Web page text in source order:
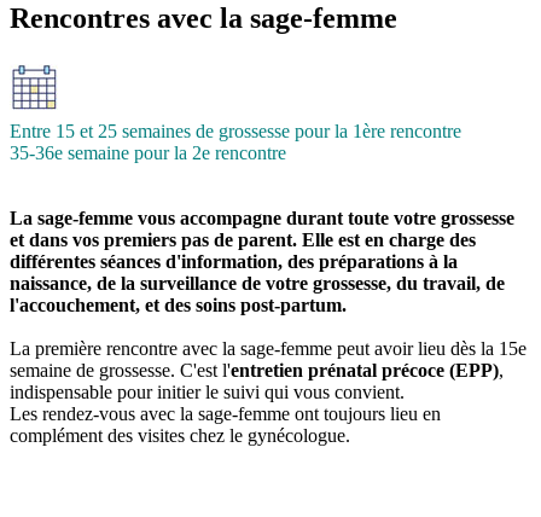
Rencontres avec la sage-femme
Entre 15 et 25 semaines de grossesse pour la 1ère rencontre
35-36e semaine pour la 2e rencontre
La sage-femme vous accompagne durant toute votre grossesse
et dans vos premiers pas de parent. Elle est en charge des
différentes séances d'information, des préparations à la
naissance, de la surveillance de votre grossesse, du travail, de
l'accouchement, et des soins post-partum.
La première rencontre avec la sage-femme peut avoir lieu dès la 15e
semaine de grossesse. C'est l'entretien prénatal précoce (EPP),
indispensable pour initier le suivi qui vous convient.
Les rendez-vous avec la sage-femme ont toujours lieu en
complément des visites chez le gynécologue.